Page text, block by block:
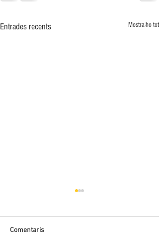
Entrades recents Mostra-ho tot
Comentaris